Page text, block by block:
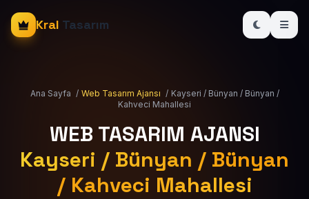
Kral Tasarım
Ana Sayfa / Web Tasarım Ajansı / Kayseri / Bünyan / Bünyan /
Kahveci Mahallesi
WEB TASARIM AJANSI
Kayseri / Bünyan / Bünyan
/ Kahveci Mahallesi